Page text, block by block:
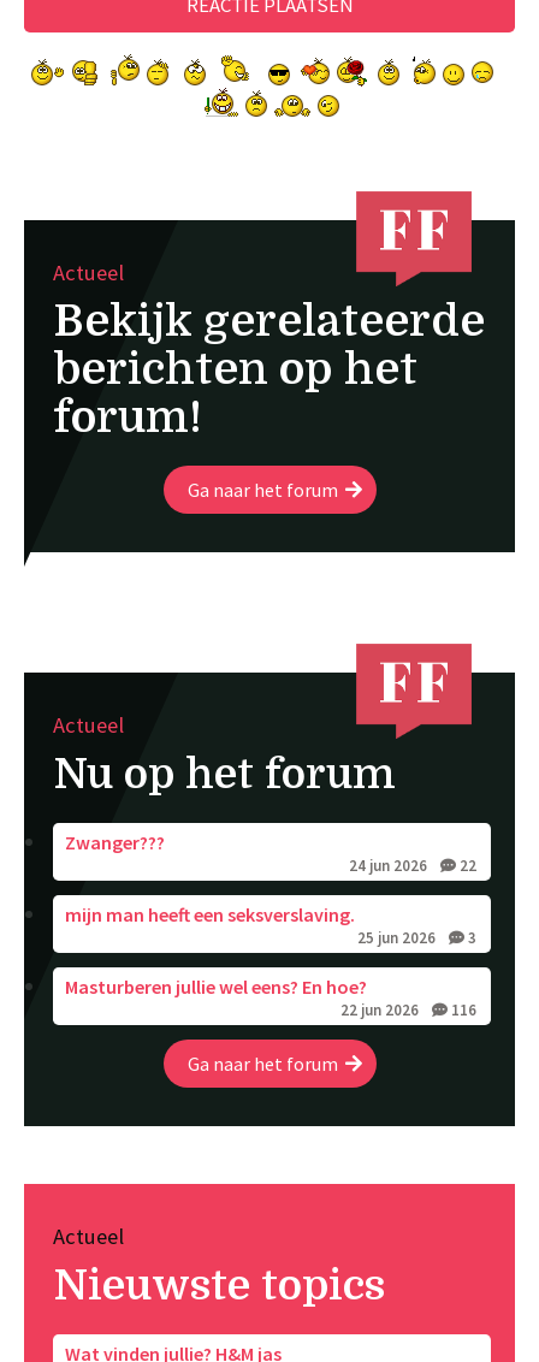
Actueel
Bekijk gerelateerde
berichten op het
forum!
Ga naar het forum
Actueel
Nu op het forum
Zwanger???
24 jun 2026 22
mijn man heeft een seksverslaving.
25 jun 2026 3
Masturberen jullie wel eens? En hoe?
22 jun 2026 116
Ga naar het forum
Actueel
Nieuwste topics
Wat vinden jullie? H&M jas